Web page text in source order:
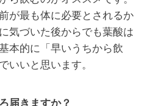
が最も体に必要とされるか
気づいた後からでも葉酸は
本的に「早いうちから飲
いいと思います。
届きますか？